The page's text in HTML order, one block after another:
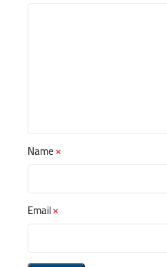
Name*
Email*